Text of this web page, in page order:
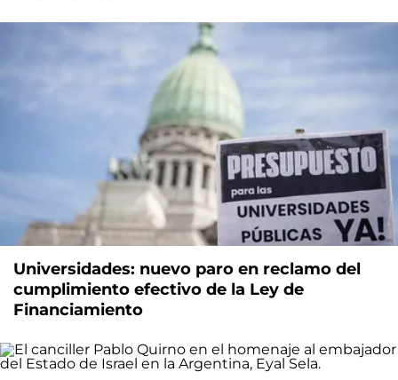
Universidades: nuevo paro en reclamo del
cumplimiento efectivo de la Ley de
Financiamiento